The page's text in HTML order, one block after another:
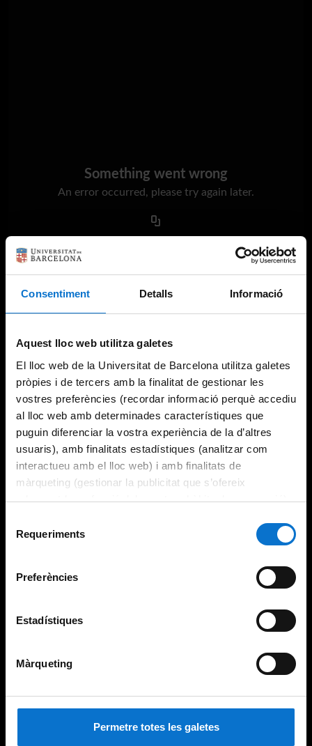
Consentiment Detalls Informació
Aquest lloc web utilitza galetes
El lloc web de la Universitat de Barcelona utilitza galetes
pròpies i de tercers amb la finalitat de gestionar les
vostres preferències (recordar informació perquè accediu
al lloc web amb determinades característiques que
puguin diferenciar la vostra experiència de la d’altres
usuaris), amb finalitats estadístiques (analitzar com
interactueu amb el lloc web) i amb finalitats de
màrqueting (gestionar la publicitat que s’ofereix
adequant-la en funció dels vostres hàbits de navegació).
consultar laPolítica de galetes del lloc web de la
Requeriments
Preferències
Estadístiques
Màrqueting
Permetre totes les galetes
Something went wrong
An error occurred, please try again later.